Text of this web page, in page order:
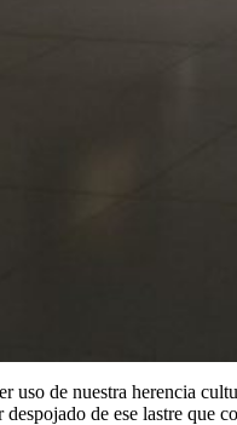
de nuestra herencia
de ese lastre que